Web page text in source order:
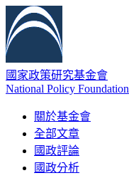
國家政策研究基金會
National Policy Foundation
關於基金會
全部文章
國政評論
國政分析